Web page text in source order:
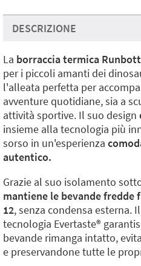
DESCRIZIONE
La borraccia termica
per i piccoli amanti dei
l'alleata perfetta per
avventure quotidiane, sia a
attività sportive. Il suo design
insieme alla tecnologia più
sorso in un'esperienza
autentico.
Grazie al suo isolamento
mantiene le bevande fredde
12, senza condensa esterna.
tecnologia Evertaste®️
bevande rimanga intatto,
e preservandone tutte le